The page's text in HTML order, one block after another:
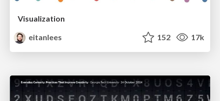
Visualization
eitanlees
152 17k